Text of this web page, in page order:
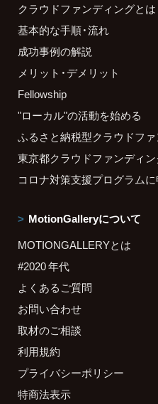
クラウドファンディングとは
基本的な手順・流れ
成功事例の解説
メリット・デメリット
Fellowship
"ローカル"の活動を始める
ふるさと納税型クラウドフ
東京都クラウドファンディ
コロナ対策支援プログラム
MotionGalleryについて
MOTIONGALLERYとは
#2020 年代
よくあるご質問
お問い合わせ
取材のご相談
利用規約
プライバシーポリシー
特商法表示